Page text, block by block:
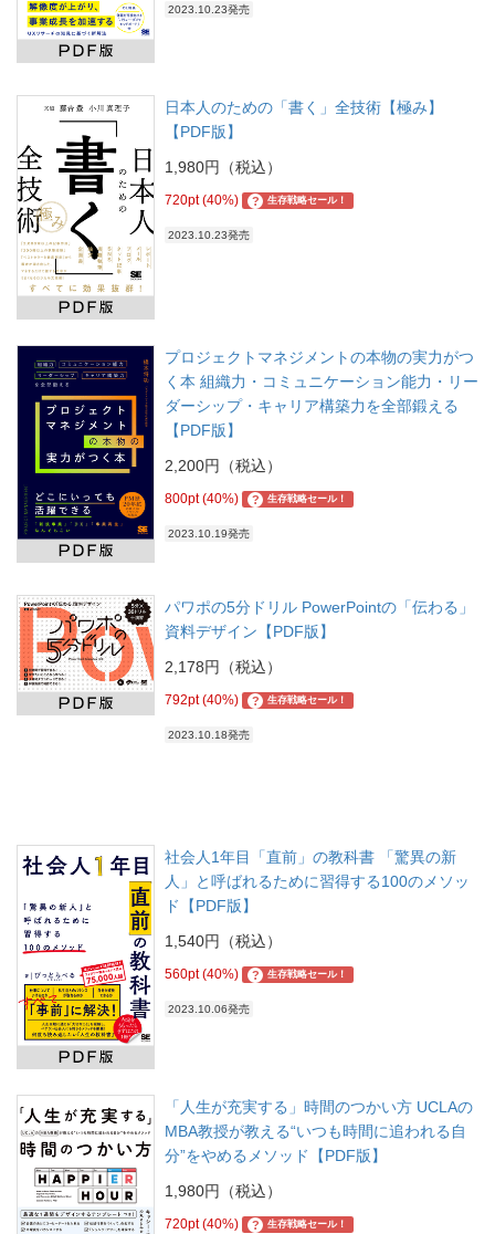
2023.10.23発売
日本人のための「書く」全技術【極み】
【PDF版】
1,980円（税込）
720pt (40%) ? 生存戦略セール！
2023.10.23発売
プロジェクトマネジメントの本物の実力がつ
く本 組織力・コミュニケーション能力・リー
ダーシップ・キャリア構築力を全部鍛える
【PDF版】
2,200円（税込）
800pt (40%) ? 生存戦略セール！
2023.10.19発売
パワポの5分ドリル PowerPointの「伝わる」
資料デザイン【PDF版】
2,178円（税込）
792pt (40%) ? 生存戦略セール！
2023.10.18発売
社会人1年目「直前」の教科書 「驚異の新
人」と呼ばれるために習得する100のメソッ
ド【PDF版】
1,540円（税込）
560pt (40%) ? 生存戦略セール！
2023.10.06発売
「人生が充実する」時間のつかい方 UCLAの
MBA教授が教える“いつも時間に追われる自
分”をやめるメソッド【PDF版】
1,980円（税込）
720pt (40%) ? 生存戦略セール！